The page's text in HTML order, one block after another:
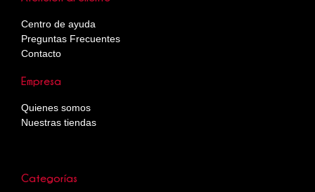
Categorías
Centro de ayuda
Preguntas Frecuentes
Contacto
Empresa
Quienes somos
Nuestras tiendas